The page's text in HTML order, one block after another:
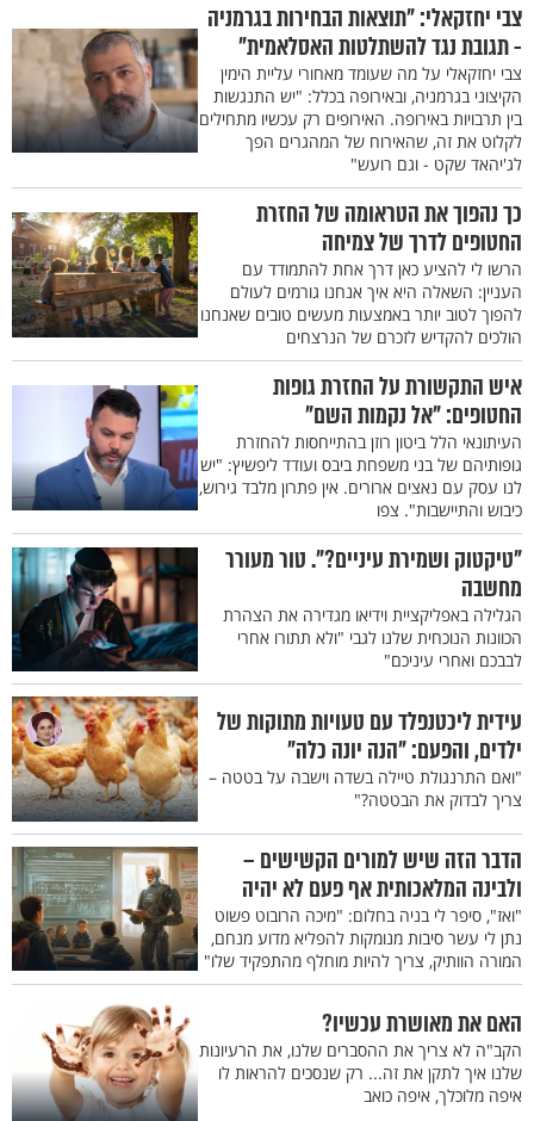
צבי יחזקאלי: "תוצאות הבחירות בגרמניה
- תגובת נגד להשתלטות האסלאמית"
צבי יחזקאלי על מה שעומד מאחורי עליית הימין
הקיצוני בגרמניה, ובאירופה בכלל: "יש התנגשות
בין תרבויות באירופה. האירופים רק עכשיו מתחילים
לקלוט את זה, שהאירוח של המהגרים הפך
לג'יהאד שקט - וגם רועש"
כך נהפוך את הטראומה של החזרת
החטופים לדרך של צמיחה
הרשו לי להציע כאן דרך אחת להתמודד עם
העניין: השאלה היא איך אנחנו גורמים לעולם
להפוך לטוב יותר באמצעות מעשים טובים שאנחנו
הולכים להקדיש לזכרם של הנרצחים
איש התקשורת על החזרת גופות
החטופים: "אל נקמות השם"
העיתונאי הלל ביטון רוזן בהתייחסות להחזרת
גופותיהם של בני משפחת ביבס ועודד ליפשיץ: "יש
לנו עסק עם נאצים ארורים. אין פתרון מלבד גירוש,
כיבוש והתיישבות". צפו
"טיקטוק ושמירת עיניים?". טור מעורר
מחשבה
הגלילה באפליקציית וידיאו מגדירה את הצהרת
הכוונות הנוכחית שלנו לגבי "ולא תתורו אחרי
לבבכם ואחרי עיניכם"
‏עידית ליכטנפלד עם טעויות מתוקות של
ילדים, והפעם: "הנה יונה כלה"
"ואם התרנגולת טיילה בשדה וישבה על בטטה –
צריך לבדוק את הבטטה?"
הדבר הזה שיש למורים הקשישים –
ולבינה המלאכותית אף פעם לא יהיה
"ואז", סיפר לי בניה בחלום: "מיכה הרובוט פשוט
נתן לי עשר סיבות מנומקות להפליא מדוע מנחם,
המורה הוותיק, צריך להיות מוחלף מהתפקיד שלו"
האם את מאושרת עכשיו?
הקב"ה לא צריך את ההסברים שלנו, את הרעיונות
שלנו איך לתקן את זה... רק שנסכים להראות לו
איפה מלוכלך, איפה כואב